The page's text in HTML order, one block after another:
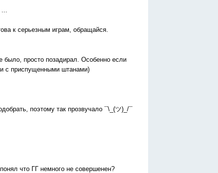
...
к серьезным играм, обращайся.
просто позадирал. Особенно если
и с приспущенными штанами)
поэтому так прозвучало ¯\_(ツ)_/¯
что ГГ немного не совершенен?